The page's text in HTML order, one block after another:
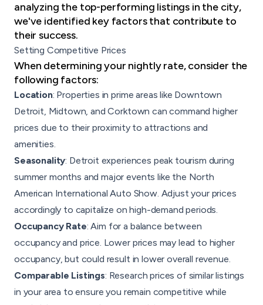
analyzing the top-performing listings in the city,
we've identified key factors that contribute to
their success.
Setting Competitive Prices
When determining your nightly rate, consider the
following factors:
Location: Properties in prime areas like Downtown
Detroit, Midtown, and Corktown can command higher
prices due to their proximity to attractions and
amenities.
Seasonality: Detroit experiences peak tourism during
summer months and major events like the North
American International Auto Show. Adjust your prices
accordingly to capitalize on high-demand periods.
Occupancy Rate: Aim for a balance between
occupancy and price. Lower prices may lead to higher
occupancy, but could result in lower overall revenue.
Comparable Listings: Research prices of similar listings
in your area to ensure you remain competitive while